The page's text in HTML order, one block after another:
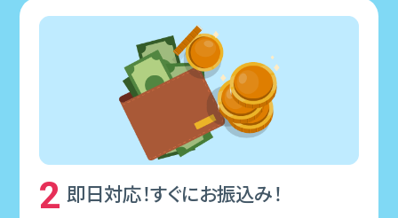
2 即⽇対応！すぐにお振込み！